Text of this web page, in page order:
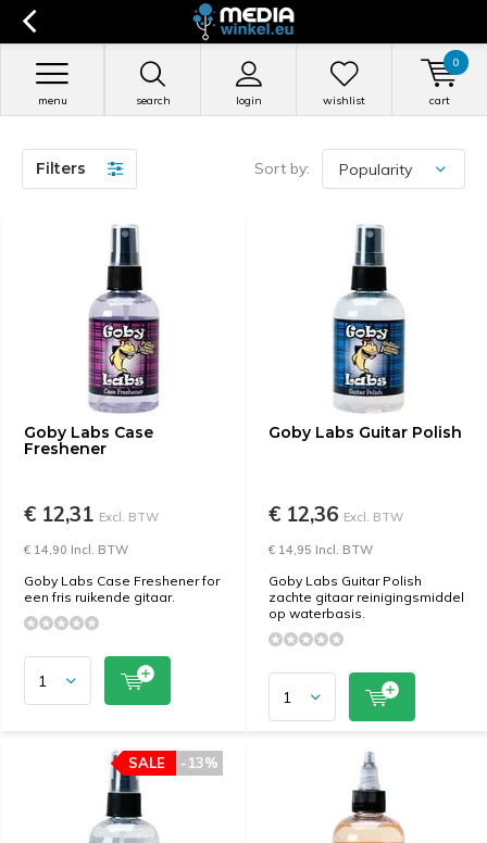
search login
menu wishlist cart
0
Filters Sort by:
Goby Labs Case
Freshener
€ 12,31 Excl. BTW
€ 14,90 Incl. BTW
Goby Labs Case Freshener for
een fris ruikende gitaar.
Goby Labs Guitar Polish
€ 12,36 Excl. BTW
€ 14,95 Incl. BTW
Goby Labs Guitar Polish
zachte gitaar reinigingsmiddel
op waterbasis.
-13%
SALE